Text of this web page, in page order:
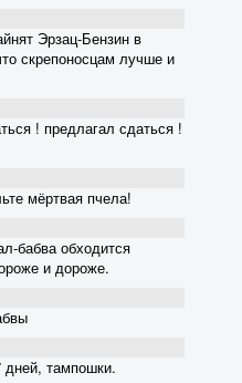
Эрзац-Бензин в
скрепоносцам лучше и
! предлагал сдаться !
мёртвая пчела!
бабва обходится
и дороже.
дней, тампошки.